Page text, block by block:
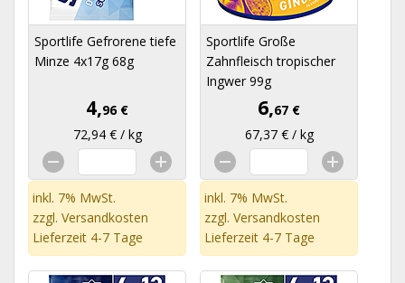
Sportlife Gefrorene tiefe
Minze 4x17g 68g
4,96 €
72,94 € / kg
inkl. 7% MwSt.
zzgl. Versandkosten
Lieferzeit 4-7 Tage
Sportlife Große
Zahnfleisch tropischer
Ingwer 99g
6,67 €
67,37 € / kg
inkl. 7% MwSt.
zzgl. Versandkosten
Lieferzeit 4-7 Tage